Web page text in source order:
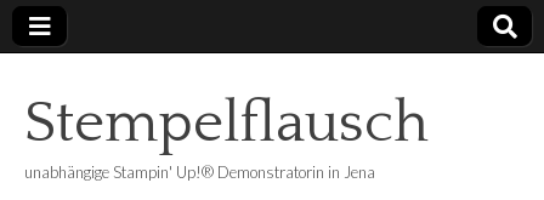
Stempelflausch
unabhängige Stampin' Up!® Demonstratorin in Jena